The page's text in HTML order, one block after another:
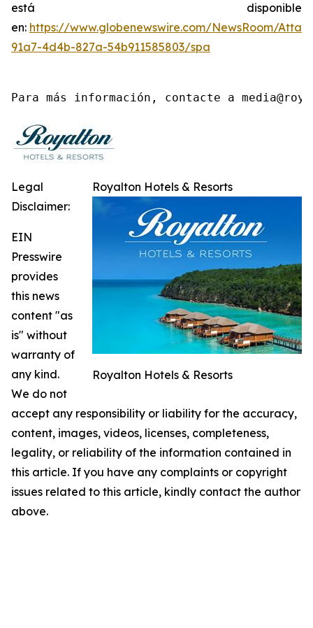
está disponible
en: https://www.globenewswire.com/NewsRoom/
91a7-4d4b-827a-54b911585803/spa
Para más información, contacte a
Royalton Hotels & Resorts
Royalton Hotels & Resorts
Legal
Disclaimer:
EIN
Presswire
provides
this news
content "as
is" without
warranty of
any kind.
We do not
accept any responsibility or liability for the accuracy,
content, images, videos, licenses, completeness,
legality, or reliability of the information contained in
this article. If you have any complaints or copyright
issues related to this article, kindly contact the author
above.